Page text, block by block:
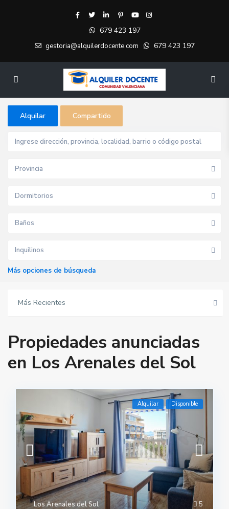
679 423 197
gestoria@alquilerdocente.com 679 423 197
Alquilar Compartido
Provincia
Dormitorios
Baños
Inquilinos
Más opciones de búsqueda
Más Recientes
Propiedades anunciadas
en Los Arenales del Sol
5
Los Arenales del Sol
Alquilar Disponible